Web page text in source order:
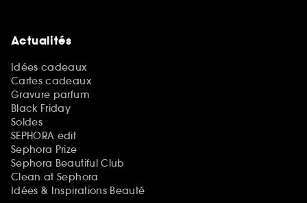
Actualités
Idées cadeaux
Cartes cadeaux
Gravure parfum
Black Friday
Soldes
SEPHORA edit
Sephora Prize
Sephora Beautiful Club
Clean at Sephora
Idées & Inspirations Beauté